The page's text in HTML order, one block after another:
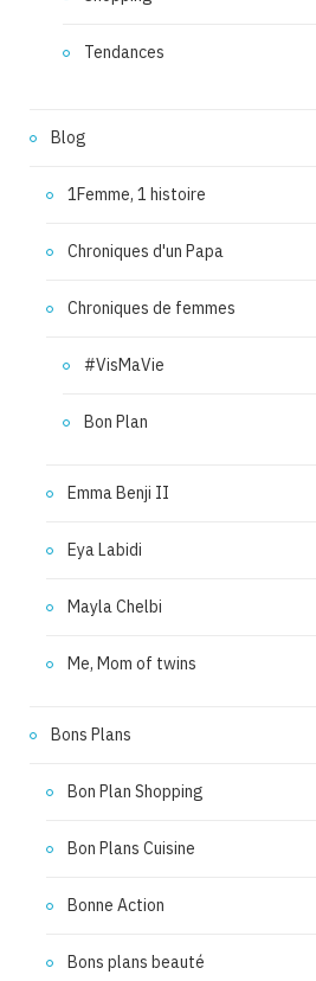
Tendances
Blog
1Femme, 1 histoire
Chroniques d'un Papa
Chroniques de femmes
#VisMaVie
Bon Plan
Emma Benji II
Eya Labidi
Mayla Chelbi
Me, Mom of twins
Bons Plans
Bon Plan Shopping
Bon Plans Cuisine
Bonne Action
Bons plans beauté